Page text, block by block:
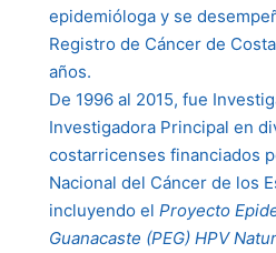
epidemióloga y se
Registro de Cáncer de
años.
De 1996 al 2015, fue
Investigadora Principal en
costarricenses financiados
Nacional del Cáncer de los
incluyendo el Proyecto
Guanacaste (PEG) HPV